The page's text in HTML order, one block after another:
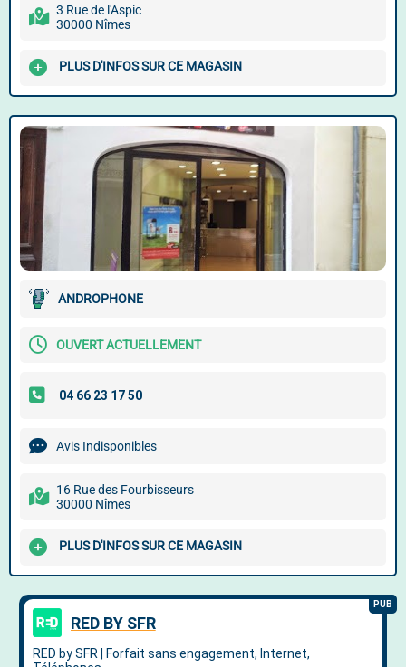
3 Rue de l'Aspic
30000 Nîmes
PLUS D'INFOS SUR CE MAGASIN
ANDROPHONE
OUVERT ACTUELLEMENT
Avis Indisponibles
16 Rue des Fourbisseurs
30000 Nîmes
PLUS D'INFOS SUR CE MAGASIN